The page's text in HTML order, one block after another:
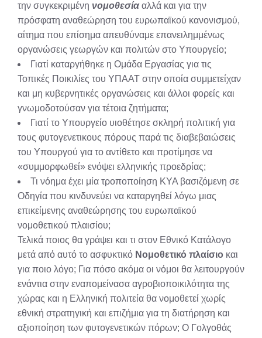
την συγκεκριμένη νομοθεσίααλλά και για την
πρόσφατη αναθεώρηση του ευρωπαϊκού κανονισμού,
αίτημα που επίσημα απευθύναμε επανειλημμένως
οργανώσεις γεωργών και πολιτών στο Υπουργείο;
Γιατί καταργήθηκε η Ομάδα Εργασίας για τις
Τοπικές Ποικιλίες του ΥΠΑΑΤ στην οποία συμμετείχαν
και μη κυβερνητικές οργανώσεις και άλλοι φορείς και
γνωμοδοτούσαν για τέτοια ζητήματα;
Γιατί το Υπουργείο υιοθέτησε σκληρή πολιτική για
τους φυτογενετικους πόρους παρά τις διαβεβαιώσεις
του Υπουργού για το αντίθετο και προτίμησε να
«συμμορφωθεί» ενόψει ελληνικής προεδρίας;
Τι νόημα έχει μία τροποποίηση ΚΥΑ βασιζόμενη σε
Οδηγία που κινδυνεύει να καταργηθεί λόγω μιας
επικείμενης αναθεώρησης του ευρωπαϊκού
νομοθετικού πλαισίου;
Τελικά ποιος θα γράψει και τι στον Εθνικό Κατάλογο
μετά από αυτό το ασφυκτικό Νομοθετικό πλαίσιο και
για ποιο λόγο; Για πόσο ακόμα οι νόμοι θα λειτουργούν
ενάντια στην εναπομείνασα αγροβιοποικιλότητα της
χώρας και η Ελληνική πολιτεία θα νομοθετεί χωρίς
εθνική στρατηγική και επιζήμια για τη διατήρηση και
αξιοποίηση των φυτογενετικών πόρων; Ο Γολγοθάς